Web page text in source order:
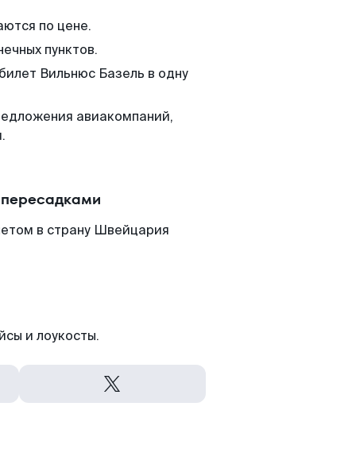
по цене.
пунктов.
Вильнюс Базель в одну
авиакомпаний,
в страну Швейцария
и лоукосты.